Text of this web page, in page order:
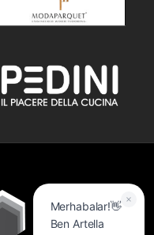
Merhabalar!👋
Ben Artella